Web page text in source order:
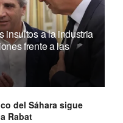
insultos a la industria
frente a las
del Sáhara sigue
Rabat